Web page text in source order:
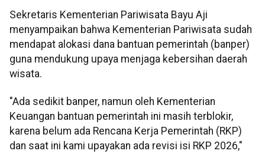
Sekretaris Kementerian Pariwisata Bayu Aji
menyampaikan bahwa Kementerian Pariwisata sudah
mendapat alokasi dana bantuan pemerintah (banper)
guna mendukung upaya menjaga kebersihan daerah
wisata.
"Ada sedikit banper, namun oleh Kementerian
Keuangan bantuan pemerintah ini masih terblokir,
karena belum ada Rencana Kerja Pemerintah (RKP)
dan saat ini kami upayakan ada revisi isi RKP 2026,"